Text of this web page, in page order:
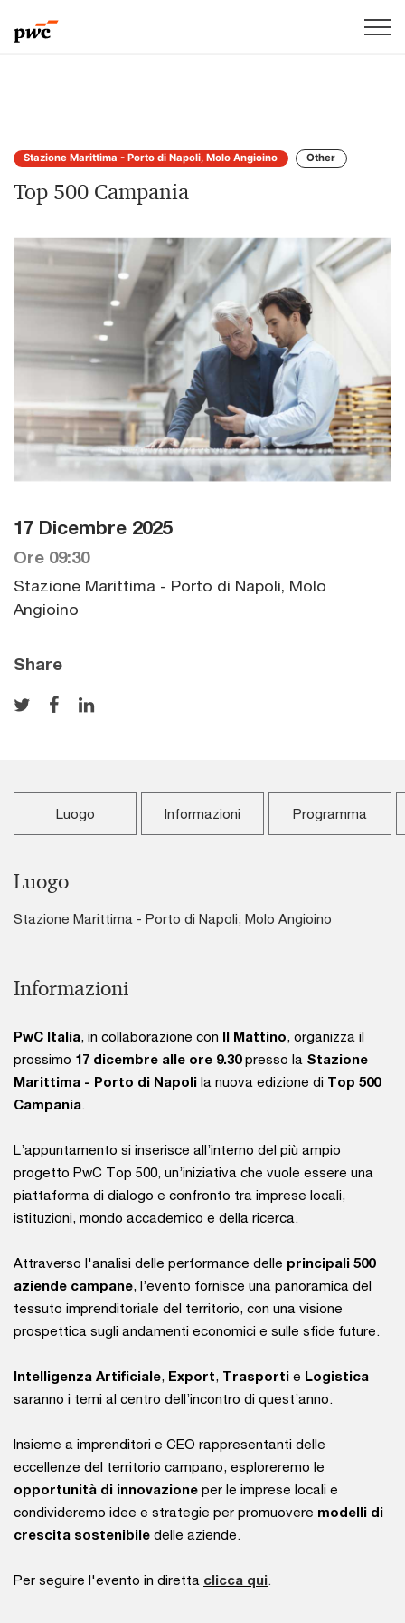
Stazione Marittima - Porto di Napoli, Molo Angioino Other
Top 500 Campania
17 Dicembre 2025
Ore 09:30
Stazione Marittima - Porto di Napoli, Molo
Angioino
Share
Luogo Informazioni Programma
Luogo
Stazione Marittima - Porto di Napoli, Molo Angioino
Informazioni
PwC Italia, in collaborazione con Il Mattino, organizza il
prossimo 17 dicembre alle ore 9.30presso la Stazione
Marittima - Porto di Napoli la nuova edizione di Top 500
Campania.
L’appuntamento si inserisce all’interno del più ampio
progetto PwC Top 500, un’iniziativa che vuole essere una
piattaforma di dialogo e confronto tra imprese locali,
istituzioni, mondo accademico e della ricerca.
Attraverso l'analisi delle performance delle principali 500
aziende campane, l’evento fornisce una panoramica del
tessuto imprenditoriale del territorio, con una visione
prospettica sugli andamenti economici e sulle sfide future.
Intelligenza Artificiale, Export, Trasporti e Logistica
saranno i temi al centro dell’incontro di quest’anno.
Insieme a imprenditori e CEO rappresentanti delle
eccellenze del territorio campano, esploreremo le
opportunità di innovazione per le imprese locali e
condivideremo idee e strategie per promuovere modelli di
crescita sostenibile delle aziende.
Per seguire l'evento in diretta clicca qui.